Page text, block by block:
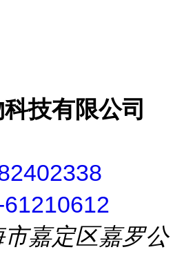
技有限公司
嘉定区嘉罗公